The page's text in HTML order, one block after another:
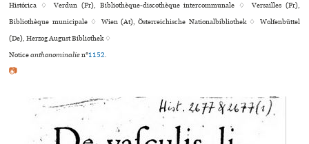
Histórica ♢ Verdun (Fr), Bibliothèque-dis­co­thè­que inter­com­mu­nale ♢ Versailles (Fr),
Bibliothèque muni­ci­pale ♢ Wien (At), Österreichische Nationalbibliothek ♢ Wolfenbüttel
(De), Herzog August Bibliothek ♢
Noticeanthonominalien°1152.
📷